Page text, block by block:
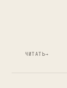
ЧИТАТЬ→